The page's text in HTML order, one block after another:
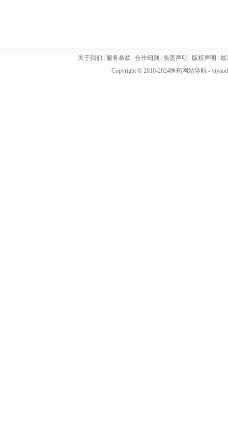
关于我们 服务条款 合作细则 免责声明 版权声明
最
Copyright © 2010-2024医药网站导航-